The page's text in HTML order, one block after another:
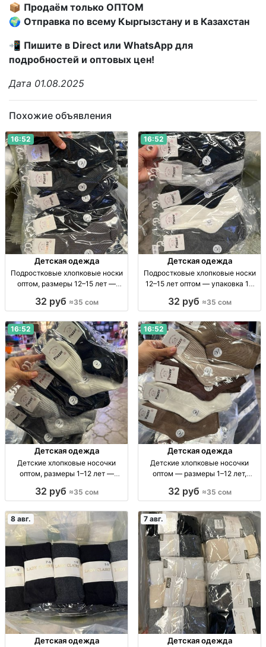
📦 Продаём только ОПТОМ
🌍 Отправка по всему Кыргызстану и в Казахстан
📲 Пишите в Direct или WhatsApp для
подробностей и оптовых цен!
Дата 01.08.2025
Похожие объявления
16:52
Детская одежда
Подростковые хлопковые носки
оптом, размеры 12–15 лет —
для подростков 12–15 лет, уп. 10
32 руб ≈35 сом
16:52
Детская одежда
Подростковые хлопковые носки
12–15 лет оптом — упаковка 10
15 лет, уп. 10 шт., опт.
32 руб ≈35 сом
16:52
Детская одежда
Детские хлопковые носочки
оптом, размеры 1–12 лет —
оптом, р-ры 1–4, 4–8, 8–12 лет, уп.
32 руб ≈35 сом
16:52
Детская одежда
Детские хлопковые носочки
оптом — размеры 1–12 лет,
100% х/б, р-ры 1–4, 4–8, 8–12 лет,
32 руб ≈35 сом
8 авг.
Детская одежда
7 авг.
Детская одежда